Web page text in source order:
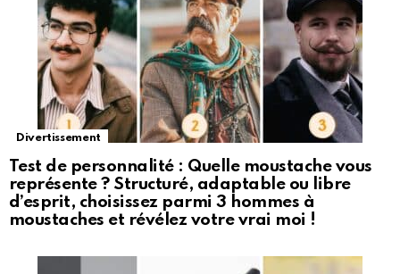
Divertissement
Test de personnalité : Quelle moustache vous
représente ? Structuré, adaptable ou libre
d’esprit, choisissez parmi 3 hommes à
moustaches et révélez votre vrai moi !